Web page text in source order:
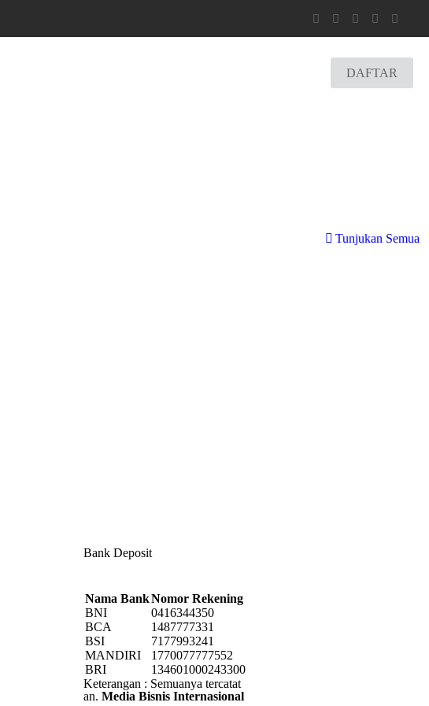
DAFTAR
Tunjukan Semua
Bank Deposit
Nama BankNomor Rekening
BNI
0416344350
BCA
1487777331
BSI
7177993241
MANDIRI
1770077777552
BRI
134601000243300
Keterangan : Semuanya tercatat
an. Media Bisnis Internasional